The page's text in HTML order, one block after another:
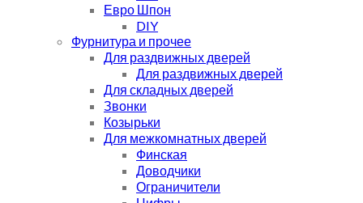
Евро Шпон
DIY
Фурнитура и прочее
Для раздвижных дверей
Для раздвижных дверей
Для складных дверей
Звонки
Козырьки
Для межкомнатных дверей
Финская
Доводчики
Ограничители